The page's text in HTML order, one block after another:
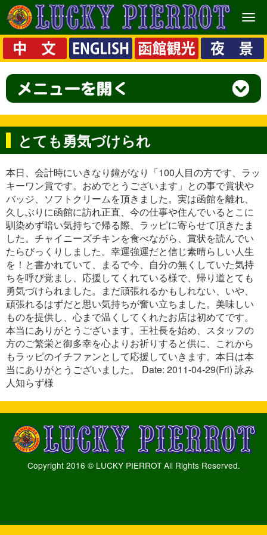
メ
ニ
ュ
ー
とても勇気づけられ
本日、会計時にいきなり鐘がなり「100人目の方です、ラッ
キーワン賞です。おめでとうございます」との事で賞状や
バッジ、ソフトクリームを頂きました。実は函館を離れ、
久しぶりに函館に訪れ正直、今の仕事や住んでいるとこに
馴染めず暗い気持ちで帰る際、ラッピに寄らせて頂きたま
した。チャイニーズチキンを食べながら、賞状を読んでい
たらびっくりしました。幸運強運だと信じ素晴らしい人生
を！と書かれていて、まるで今、自分の無くしていた気持
ちを呼び覚まし、応援してくれている様で、帰り道とても
勇気づけられました。まだ頑張れるかもしれない、いや、
頑張れるはずだと思い気持ちが奮い立ちました。美味しい
ものを提供し、心まで温くしてくれたお店は初めてです。
本当にありがとうございます。王社長を始め、スタッフの
方のご繁栄と御多幸を心よりお祈りすると供に、これから
もラッピのイチファンとして応援していきます。本日は本
当にありがとうございました。 Date: 2011-04-29(Fri) 詠み
人知らず様
Copyright 2016 © LUCKY PIERROT All Rights Reserved.